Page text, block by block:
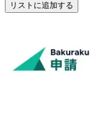
リストに追加する